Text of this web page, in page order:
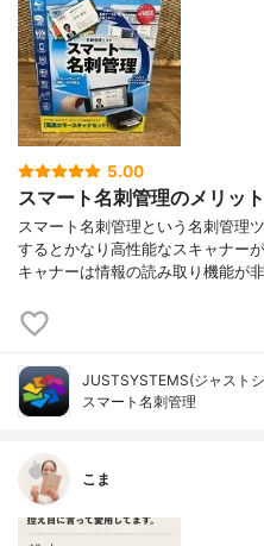
5.00
スマート名刺管理のメリッ
スマート名刺管理という名刺管理
するとかなり高性能なスキャナー
キャナーは情報の読み取り機能が
JUSTSYSTEMS(ジャスト
スマート名刺管理
こま